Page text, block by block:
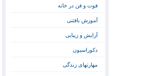
فوت و فن در خانه
آموزش بافتنی
آرایش و زیبایی
دکوراسیون
مهارتهای زندگی